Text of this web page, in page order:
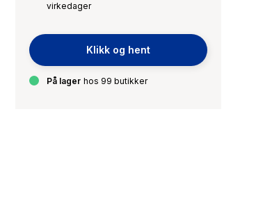
virkedager
Klikk og hent
På lager hos 99 butikker